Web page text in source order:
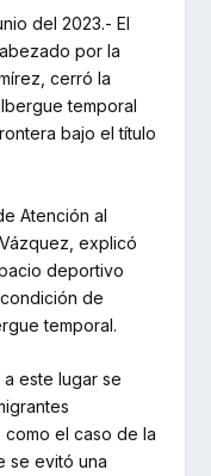
del 2023.- El
por la
cerró la
temporal
bajo el título
Atención al
explicó
deportivo
de
temporal.
este lugar se
el caso de la
se evitó una